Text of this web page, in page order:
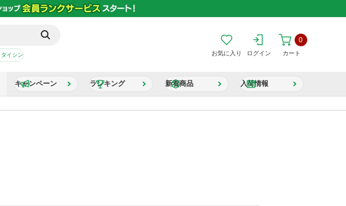
イシン お気に入り ログイン カート
0
キャンペーン ランキング 新着商品 入荷情報